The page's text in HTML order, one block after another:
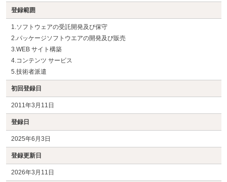
登録範囲
1.ソフトウェアの受託開発及び保守
2.パッケージソフトウエアの開発及び販売
3.WEB サイト構築
4.コンテンツ サービス
5.技術者派遣
初回登録日
2011年3月11日
登録日
2025年6月3日
登録更新日
2026年3月11日